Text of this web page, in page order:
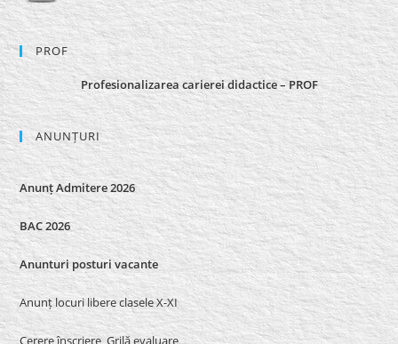
PROF
Profesionalizarea carierei didactice – PROF
ANUNȚURI
Anunț Admitere 2026
BAC 2026
Anunturi posturi vacante
Anunț locuri libere clasele X-XI
Cerere înscriere_Grilă evaluare